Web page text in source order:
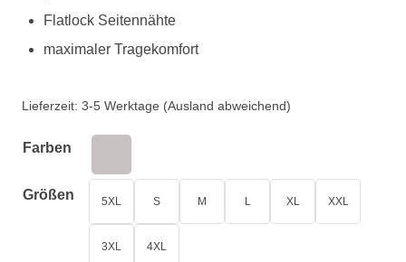
Flatlock Seitennähte
maximaler Tragekomfort
Lieferzeit: 3-5 Werktage (Ausland abweichend)
Farben
Größen 5XL S M L XL XXL
3XL 4XL